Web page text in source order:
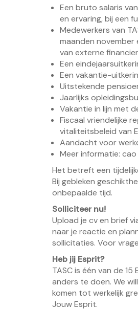
Een bruto salaris
en ervaring, bij een
Medewerkers van
maanden
van externe
Een
Een vakantie-
Uitstekende
Jaarlijks
Vakantie in lijn met
Fiscaal vriendelijke
vitaliteitsbeleid van
Aandacht voor
Meer informatie: cao
Het betreft een
Bij gebleken
onbepaalde tijd.
Solliciteer nu!
Upload je cv en brief
naar je reactie en
sollicitaties. Voor
Heb jij Esprit?
TASC is één van de
anders te doen. We
komen tot werkelijk
Jouw Esprit.